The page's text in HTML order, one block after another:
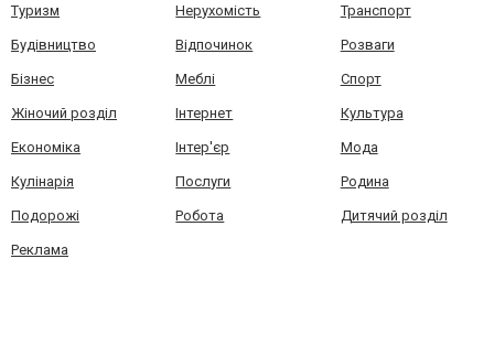
Туризм Нерухомість Транспорт
Будівництво Відпочинок Розваги
Бізнес Меблі Спорт
Жіночий розділ Інтернет Культура
Економіка Інтер'єр Мода
Кулінарія Послуги Родина
Подорожі Робота Дитячий розділ
Реклама